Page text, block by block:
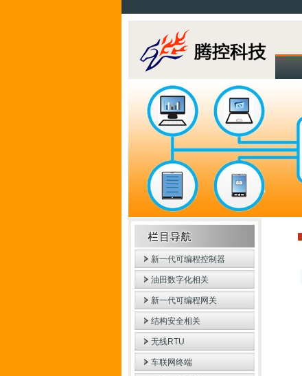
新一代可编程控制器
油田数字化相关
新一代可编程网关
结构安全相关
无线RTU
车联网终端